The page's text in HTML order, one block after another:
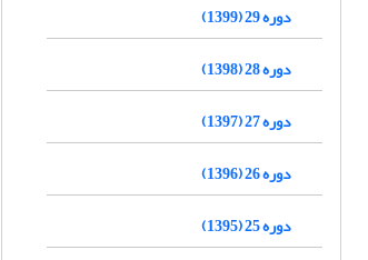
دوره 29 (1399)
دوره 28 (1398)
دوره 27 (1397)
دوره 26 (1396)
دوره 25 (1395)